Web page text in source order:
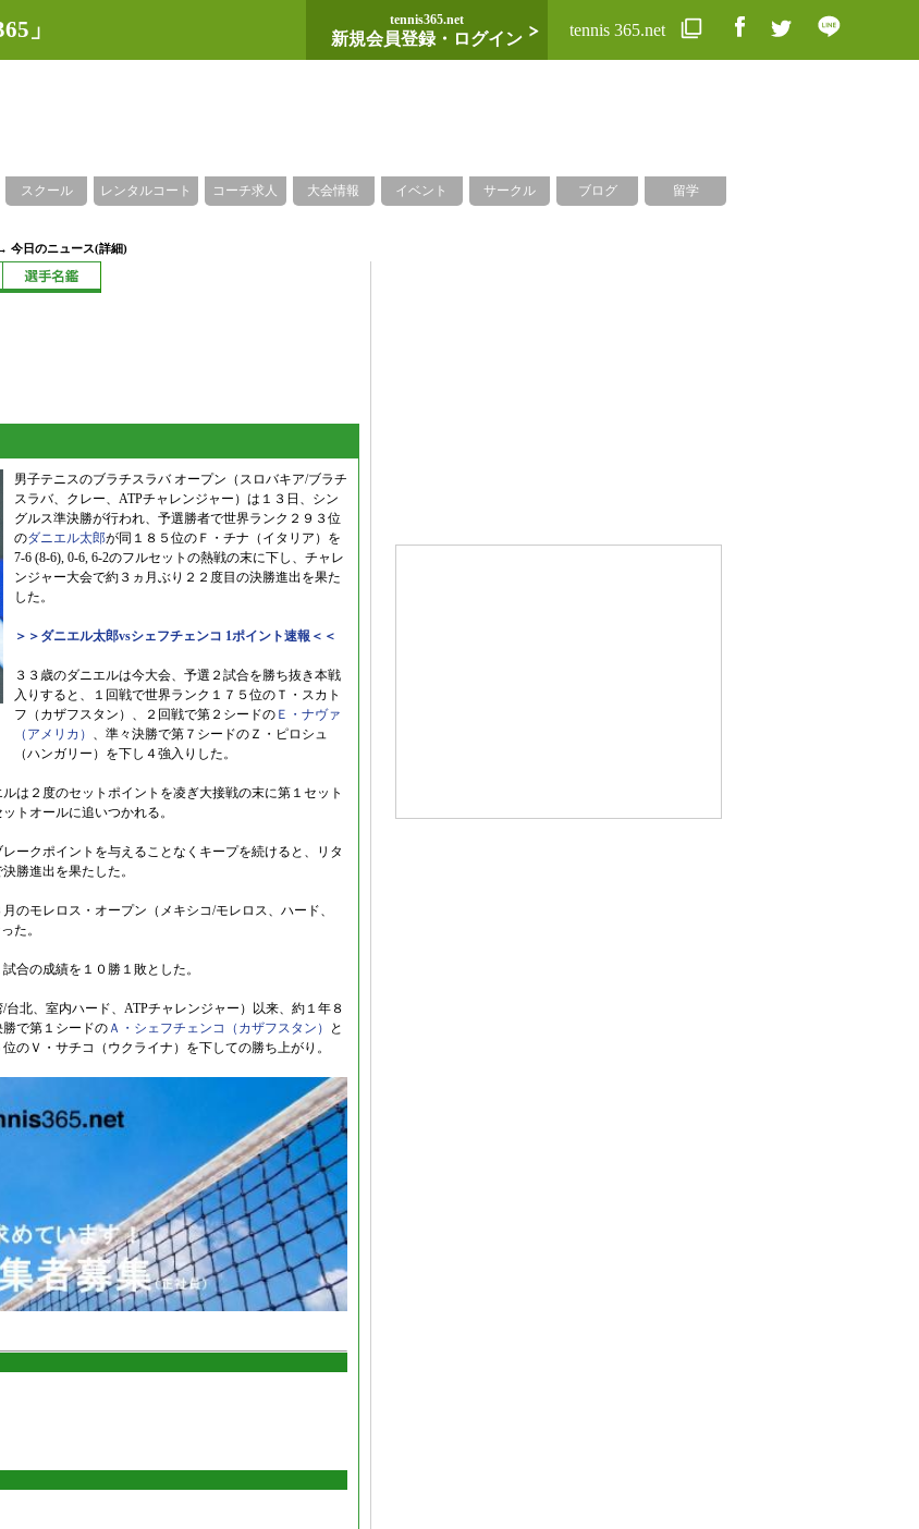
」 tennis365.net
新規会員登録・ログイン tennis 365.net
スクール レンタルコート コーチ求人 大会情報 イベント サークル ブログ 留学
今日のニュース(詳細)
男子テニスのブラチスラバ オープン（スロバキア/ブラチ
スラバ、クレー、ATPチャレンジャー）は１３日、シン
グルス準決勝が行われ、予選勝者で世界ランク２９３位
のダニエル太郎が同１８５位のＦ・チナ（イタリア）を
7-6 (8-6), 0-6, 6-2のフルセットの熱戦の末に下し、チャレ
ンジャー大会で約３ヵ月ぶり２２度目の決勝進出を果た
した。
＞＞ダニエル太郎vsシェフチェンコ 1ポイント速報＜＜
３３歳のダニエルは今大会、予選２試合を勝ち抜き本戦
入りすると、１回戦で世界ランク１７５位のＴ・スカト
フ（カザフスタン）、２回戦で第２シードの Ｅ・ナヴァ
（アメリカ） 、準々決勝で第７シードのＺ・ピロシュ
（ハンガリー）を下し４強入りした。
は２度のセットポイントを凌ぎ大接戦の末に第１セット
トオールに追いつかれる。
ークポイントを与えることなくキープを続けると、リタ
勝進出を果たした。
のモレロス・オープン（メキシコ/モレロス、ハード、
た。
合の成績を１０勝１敗とした。
北、室内ハード、ATPチャレンジャー）以来、約１年８
で第１シードのＡ・シェフチェンコ（カザフスタン）
と
のＶ・サチコ（ウクライナ）を下しての勝ち上がり。